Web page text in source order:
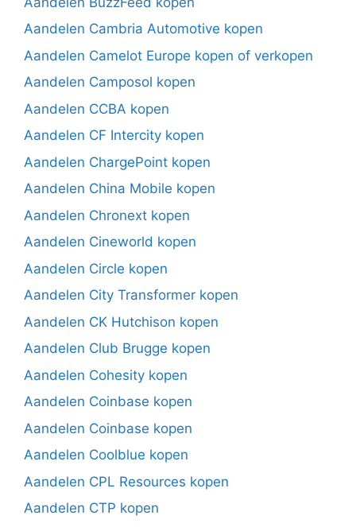
Aandelen Cambria Automotive kopen
Aandelen Camelot Europe kopen of verkopen
Aandelen Camposol kopen
Aandelen CCBA kopen
Aandelen CF Intercity kopen
Aandelen ChargePoint kopen
Aandelen China Mobile kopen
Aandelen Chronext kopen
Aandelen Cineworld kopen
Aandelen Circle kopen
Aandelen City Transformer kopen
Aandelen CK Hutchison kopen
Aandelen Club Brugge kopen
Aandelen Cohesity kopen
Aandelen Coinbase kopen
Aandelen Coinbase kopen
Aandelen Coolblue kopen
Aandelen CPL Resources kopen
Aandelen CTP kopen